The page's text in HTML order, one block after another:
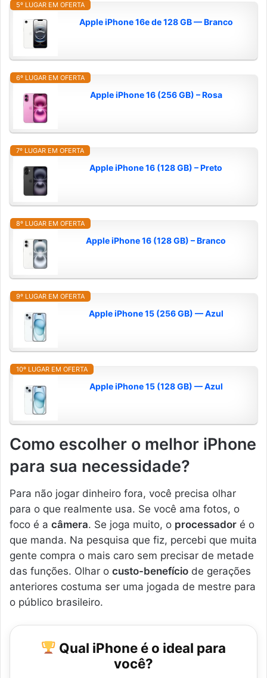
5º LUGAR EM OFERTA
Apple iPhone 16e de 128 GB — Branco
6º LUGAR EM OFERTA
Apple iPhone 16 (256 GB) – Rosa
7º LUGAR EM OFERTA
Apple iPhone 16 (128 GB) – Preto
8º LUGAR EM OFERTA
Apple iPhone 16 (128 GB) – Branco
9º LUGAR EM OFERTA
Apple iPhone 15 (256 GB) — Azul
10º LUGAR EM OFERTA
Apple iPhone 15 (128 GB) — Azul
Como escolher o melhor iPhone
para sua necessidade?
Para não jogar dinheiro fora, você precisa olhar
para o que realmente usa. Se você ama fotos, o
foco é a câmera. Se joga muito, o processador é o
que manda. Na pesquisa que fiz, percebi que muita
gente compra o mais caro sem precisar de metade
das funções. Olhar o custo-benefício de gerações
anteriores costuma ser uma jogada de mestre para
o público brasileiro.
Qual iPhone é o ideal para
você?